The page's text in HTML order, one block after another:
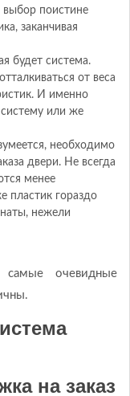
выбор поистине
заканчивая
будет система.
от веса
И именно
или же
необходимо
двери. Не всегда
менее
пластик гораздо
нежели
очевидные